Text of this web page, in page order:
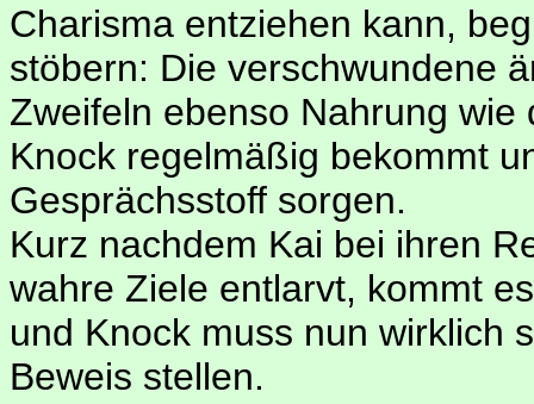
Charisma entziehen kann,
stöbern: Die verschwundene
Zweifeln ebenso Nahrung
Knock regelmäßig bekommt
Gesprächsstoff sorgen.
Kurz nachdem Kai bei ihren
wahre Ziele entlarvt, kommt
und Knock muss nun wirklich
Beweis stellen.